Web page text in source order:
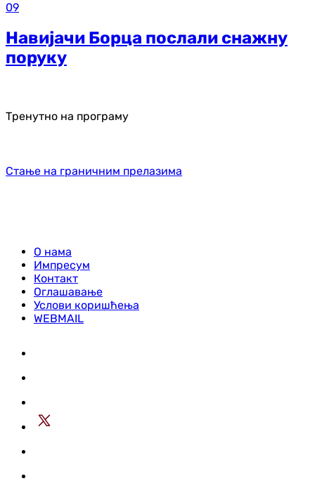
09
Навијачи Борца послали снажну
поруку
Тренутно на програму
Стање на граничним прелазима
О нама
Импресум
Контакт
Оглашавање
Услови коришћења
WEBMAIL